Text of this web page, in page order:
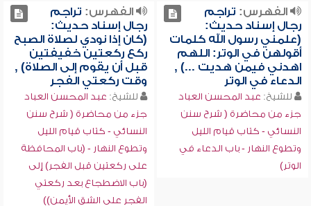
الفهرس: تراجم
رجال إسناد حديث:
(علمني رسول الله كلمات
أقولهن في الوتر: اللهم
اهدني فيمن هديت ...) ,
الدعاء في الوتر
للشيخ: عبد المحسن العباد
جزء من محاضرة ( شرح سنن
النسائي - كتاب قيام الليل
وتطوع النهار - باب الدعاء في
الوتر)
الفهرس: تراجم
رجال إسناد حديث:
(كان إذا نودي لصلاة الصبح
ركع ركعتين خفيفتين
قبل أن يقوم إلى الصلاة) ,
وقت ركعتي الفجر
للشيخ: عبد المحسن العباد
جزء من محاضرة ( شرح سنن
النسائي - كتاب قيام الليل
وتطوع النهار - (باب المحافظة
على ركعتين قبل الفجر) إلى
(باب الاضطجاع بعد ركعتي
الفجر على الشق الأيمن))